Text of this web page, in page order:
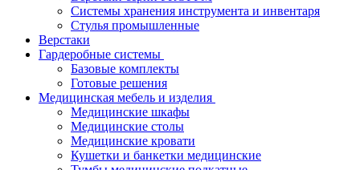
Системы хранения инструмента и инвентаря
Стулья промышленные
Верстаки
Гардеробные системы
Базовые комплекты
Готовые решения
Медицинская мебель и изделия
Медицинские шкафы
Медицинские столы
Медицинские кровати
Кушетки и банкетки медицинские